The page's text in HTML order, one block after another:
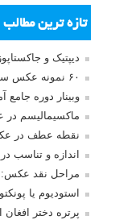
تازه ترین مطالب
دیپتیک و
۶۰ نمونه عکس سبک ماکسیمالیسم
وبینار دوره
ماکسیمالیسم در
نقطه عطف در
اندازه و تناسب
مراحل نقد عکس:
استودیوم یا
پرتره دختر